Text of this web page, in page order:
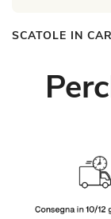
SCATOLE IN